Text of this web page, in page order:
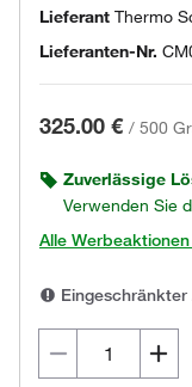
Lieferant Thermo
Lieferanten-Nr.
325.00 € / 500
Zuverlässige
Verwenden Sie
Alle